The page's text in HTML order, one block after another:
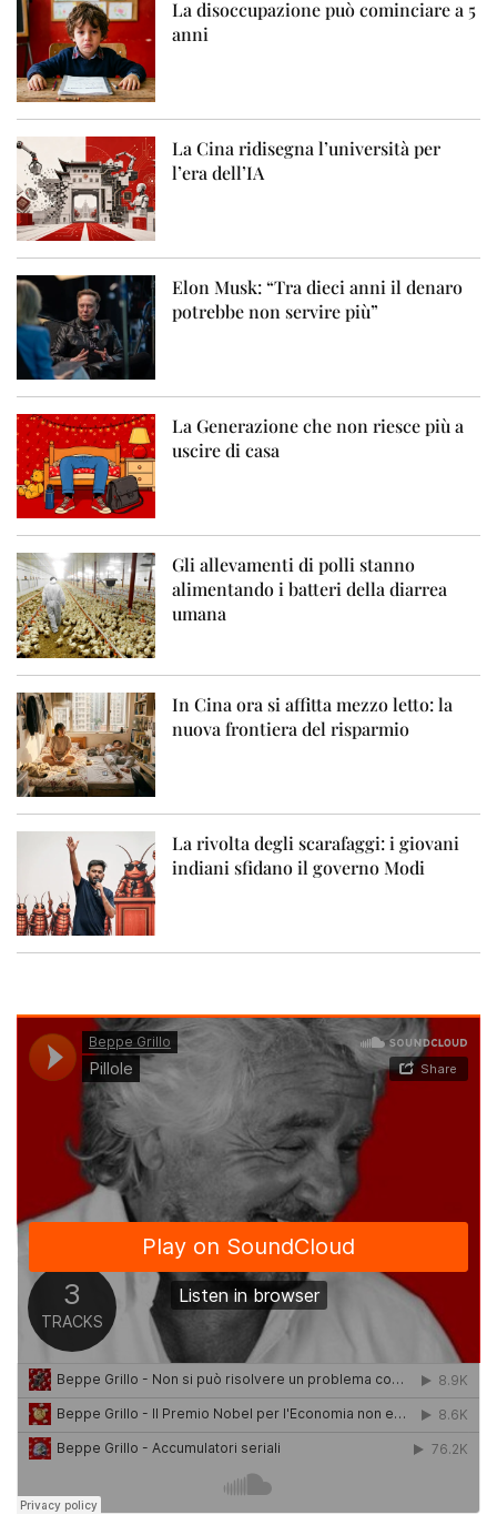
La disoccupazione può cominciare a 5
anni
La Cina ridisegna l’università per
l’era dell’IA
Elon Musk: “Tra dieci anni il denaro
potrebbe non servire più”
La Generazione che non riesce più a
uscire di casa
Gli allevamenti di polli stanno
alimentando i batteri della diarrea
umana
In Cina ora si affitta mezzo letto: la
nuova frontiera del risparmio
La rivolta degli scarafaggi: i giovani
indiani sfidano il governo Modi